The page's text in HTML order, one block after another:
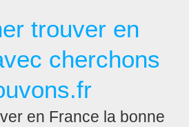
trouver en
cherchons
en France la bonne